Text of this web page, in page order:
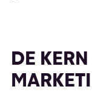
DE